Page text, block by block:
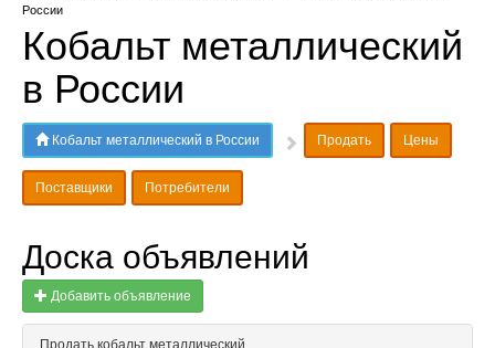
России
Кобальт металлический
в России
Кобальт металлический в России Продать Цены
Поставщики Потребители
Доска объявлений
Добавить объявление
Продать кобальт металлический